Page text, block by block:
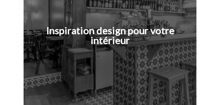
Inspiration design pour votre
intérieur